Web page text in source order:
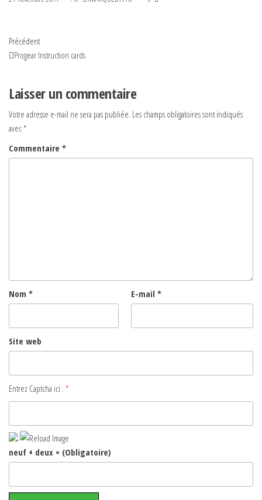
Navigation
de
Article
précédent
Précédent
Progear Instruction cards
Laisser un commentaire
Votre adresse e-mail ne sera pas publiée. Les champs obligatoires sont indiqués
avec*
Commentaire *
Nom * E-mail *
Site web
Entrez Captcha ici : *
neuf + deux = (Obligatoire)